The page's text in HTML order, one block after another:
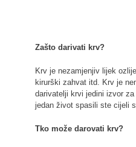
Zašto darivati krv?
Krv je nezamjenjiv lijek
kirurški zahvat itd. Krv je
darivatelji krvi jedini izvor
jedan život spasili ste cijeli
Tko može darovati krv?